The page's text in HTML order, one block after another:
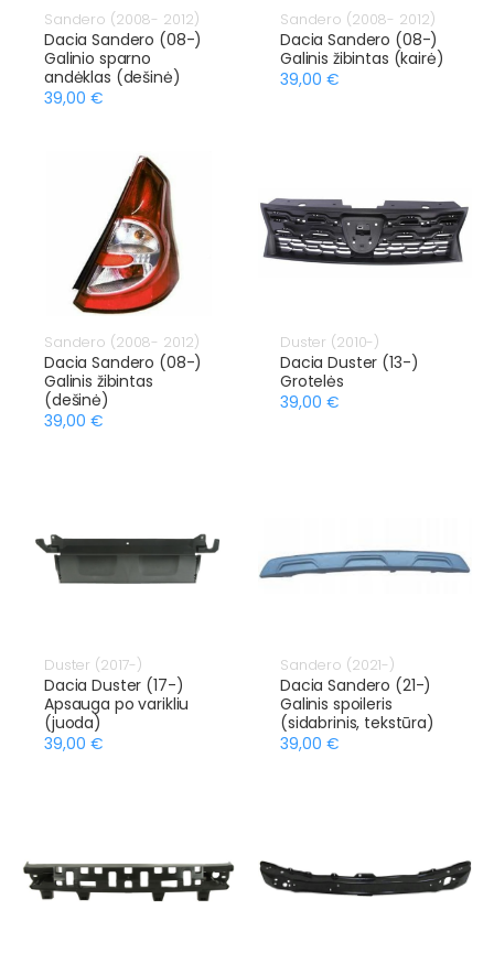
Sandero (2008- 2012)
Dacia Sandero (08-)
Galinio sparno
andėklas (dešinė)
39,00 €
Sandero (2008- 2012)
Dacia Sandero (08-)
Galinis žibintas (kairė)
39,00 €
Sandero (2008- 2012)
Dacia Sandero (08-)
Galinis žibintas
(dešinė)
39,00 €
Duster (2010-)
Dacia Duster (13-)
Grotelės
39,00 €
Duster (2017-)
Dacia Duster (17-)
Apsauga po varikliu
(juoda)
39,00 €
Sandero (2021-)
Dacia Sandero (21-)
Galinis spoileris
(sidabrinis, tekstūra)
39,00 €